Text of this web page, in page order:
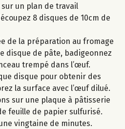
un plan de travail
8 disques de 10cm de
de la préparation au fromage
disque de pâte, badigeonnez
trempé dans l’œuf.
disque pour obtenir des
la surface avec l’œuf dilué.
sur une plaque à pâtisserie
feuille de papier sulfurisé.
vingtaine de minutes.